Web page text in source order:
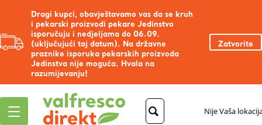
Dragi kupci, obavještavamo vas da se kruh
i pekarski proizvodi pekare Jedinstvo
isporučuju i nedjeljama do 06.09.
(uključujući taj datum). Na državne
praznike isporuka pekarskih proizvoda
Jedinstva nije moguća. Hvala na
razumijevanju!
Zatvorite
Nije Vaša